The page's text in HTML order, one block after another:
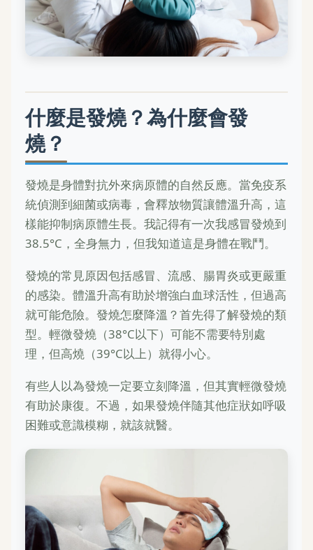
什麼是發燒？為什麼會發
燒？
發燒是身體對抗外來病原體的自然反應。當免疫系
統偵測到細菌或病毒，會釋放物質讓體溫升高，這
樣能抑制病原體生長。我記得有一次我感冒發燒到
38.5°C，全身無力，但我知道這是身體在戰鬥。
發燒的常見原因包括感冒、流感、腸胃炎或更嚴重
的感染。體溫升高有助於增強白血球活性，但過高
就可能危險。發燒怎麼降溫？首先得了解發燒的類
型。輕微發燒（38°C以下）可能不需要特別處
理，但高燒（39°C以上）就得小心。
有些人以為發燒一定要立刻降溫，但其實輕微發燒
有助於康復。不過，如果發燒伴隨其他症狀如呼吸
困難或意識模糊，就該就醫。